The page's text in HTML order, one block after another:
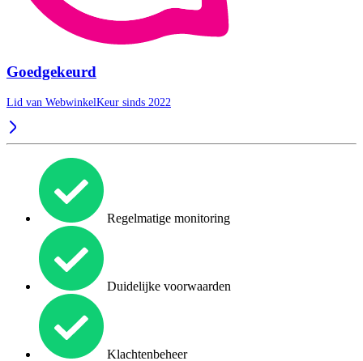
Goedgekeurd
Lid van WebwinkelKeur sinds 2022
Regelmatige monitoring
Duidelijke voorwaarden
Klachtenbeheer